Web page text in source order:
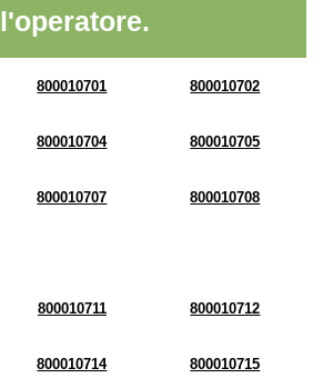
l'operatore.
800010701 800010702
800010704 800010705
800010707 800010708
800010711 800010712
800010714 800010715